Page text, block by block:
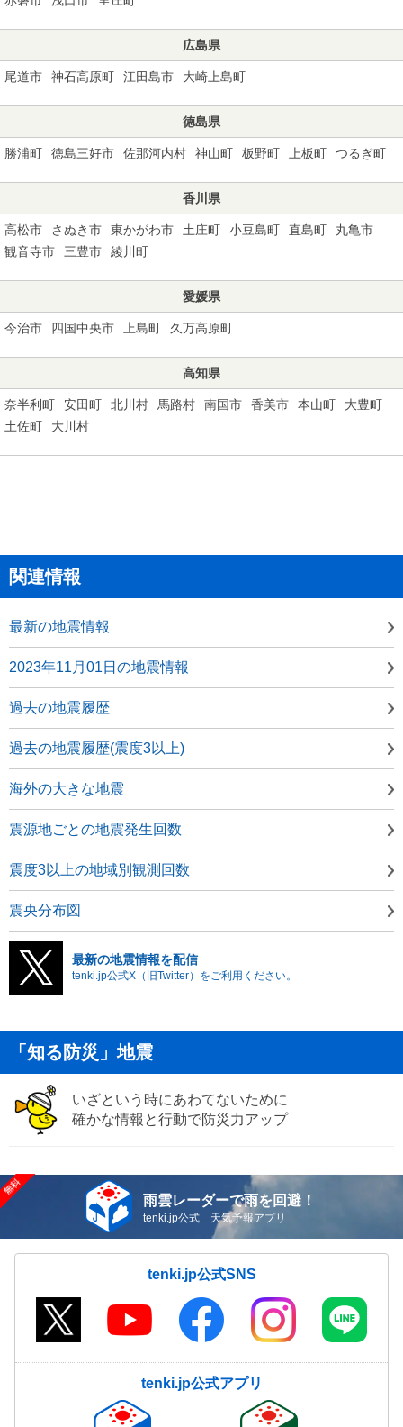
広島県
尾道市 神石高原町 江田島市 大崎上島町
徳島県
勝浦町 徳島三好市 佐那河内村 神山町 板野町 上板町 つるぎ町
香川県
高松市 さぬき市 東かがわ市 土庄町 小豆島町 直島町
丸亀市
観音寺市
三豊市 綾川町
愛媛県
今治市 四国中央市 上島町 久万高原町
高知県
奈半利町 安田町 北川村 馬路村 南国市 香美市 本山町
大豊町
土佐町
大川村
関連情報
最新の地震情報
2023年11月01日の地震情報
過去の地震履歴
過去の地震履歴(震度3以上)
海外の大きな地震
震源地ごとの地震発生回数
震度3以上の地域別観測回数
震央分布図
最新の地震情報を配信
tenki.jp公式X（旧Twitter）をご利用ください。
「知る防災」地震
いざという時にあわてないために
確かな情報と行動で防災力アップ
雨雲レーダーで雨を回避！
tenki.jp公式 天気予報アプリ
tenki.jp公式SNS
tenki.jp公式アプリ